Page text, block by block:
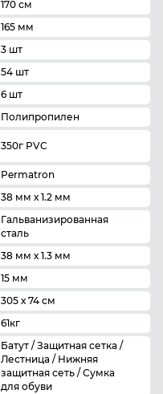
170 см
165 мм
3 шт
54 шт
6 шт
Полипропилен
350г PVC
Permatron
38 мм х 1.2 мм
Гальванизированная
сталь
38 мм х 1.3 мм
15 мм
305 х 74 см
61кг
Батут / Защитная сетка /
Лестница / Нижняя
защитная сеть / Сумка
для обуви